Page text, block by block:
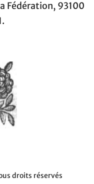
Fédération, 93100
droits réservés